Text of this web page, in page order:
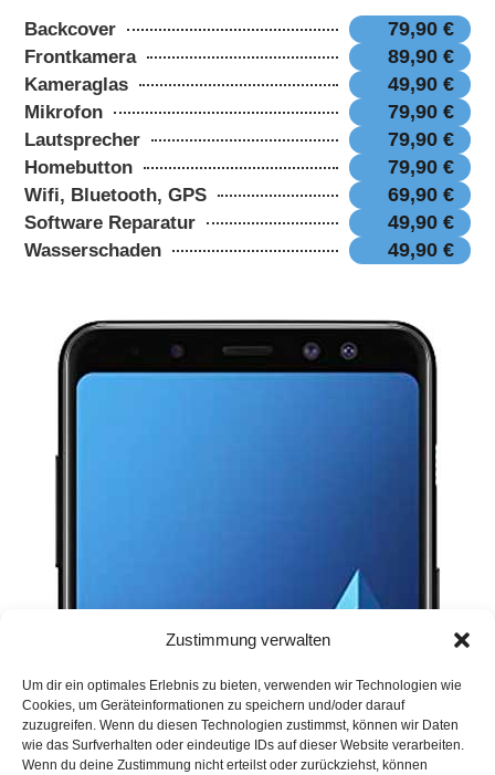
Zustimmung verwalten
Um dir ein optimales Erlebnis zu bieten, verwenden wir Technologien wie
Cookies, um Geräteinformationen zu speichern und/oder darauf
zuzugreifen. Wenn du diesen Technologien zustimmst, können wir Daten
wie das Surfverhalten oder eindeutige IDs auf dieser Website verarbeiten.
Wenn du deine Zustimmung nicht erteilst oder zurückziehst, können
Backcover 79,90 €
Frontkamera 89,90 €
Kameraglas 49,90 €
Mikrofon 79,90 €
Lautsprecher 79,90 €
Homebutton 79,90 €
Wifi, Bluetooth, GPS 69,90 €
Software Reparatur 49,90 €
Wasserschaden 49,90 €